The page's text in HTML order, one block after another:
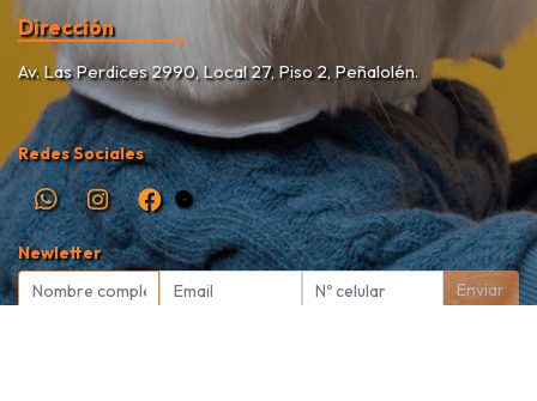
Dirección
Av. Las Perdices 2990, Local 27, Piso 2, Peñalolén.
Redes Sociales
Newletter
Enviar